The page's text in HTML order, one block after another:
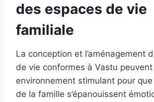
des espaces de vie
familiale
La conception et l’aménagement
de vie conformes à Vastu
environnement stimulant pour
de la famille s’épanouissent